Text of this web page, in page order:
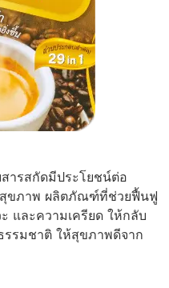
ารสกัดมีประโยชน์ต่อ
สุขภาพ ผลิตภัณฑ์ที่ช่วยฟื้นฟู
และความเครียด ให้กลับ
รรมชาติ ให้สุขภาพดีจาก